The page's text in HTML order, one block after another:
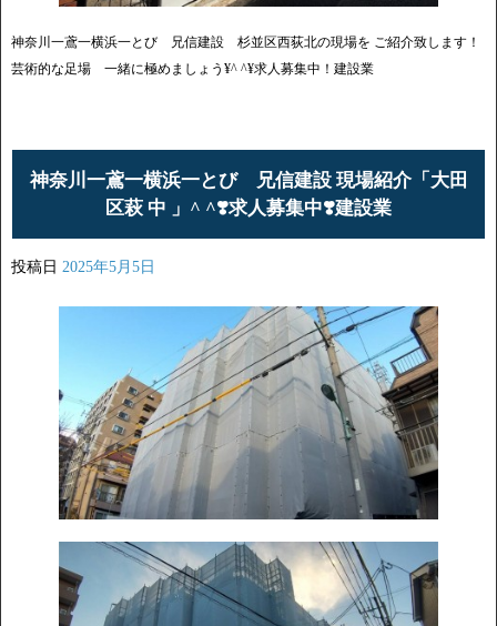
神奈川一鳶一横浜一とび 兄信建設 杉並区西荻北の現場を ご紹介致します！
芸術的な足場 一緒に極めましょう¥^ ^¥求人募集中！建設業
神奈川一鳶一横浜一とび 兄信建設 現場紹介「大田
区萩 中 」^ ^❣️求人募集中❣️建設業
投稿日 2025年5月5日